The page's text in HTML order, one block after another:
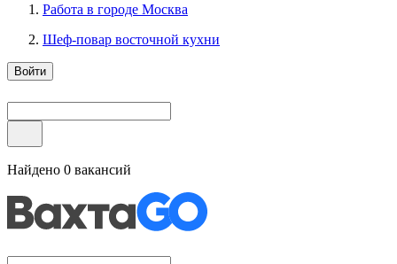
Работа в городе Москва
Шеф-повар восточной кухни
Войти
Найдено 0 вакансий